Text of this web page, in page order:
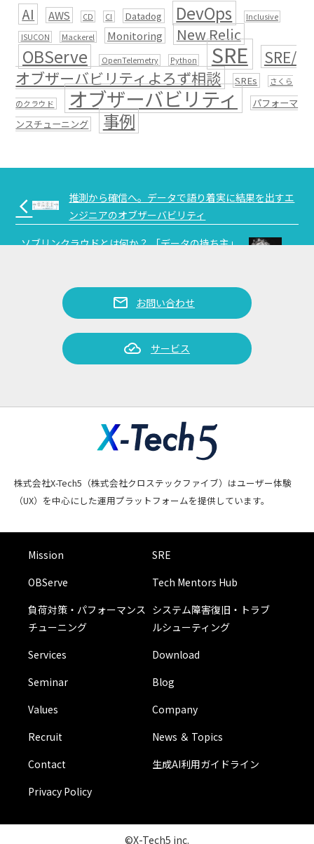
AI AWS CD CI Datadog DevOps
Inclusive
ISUCON
Mackerel Monitoring New Relic
OBServe OpenTelemetry Python SRE
SRE/
オブザーバビリティよろず相談
SREs さくら
のクラウド オブザーバビリティ
パフォーマ
ンスチューニング
事例
arrow_back_ios
推測から確信へ。データで語り着実に結果を出すエ
ンジニアのオブザーバビリティ
ソブリンクラウドとは何か？ 「データの持ち主」
mail お問い合わせ
cloud_done サービス
株式会社X-Tech5（株式会社クロステックファイブ）はユーザー体験
（UX）を中心にした運用プラットフォームを提供しています。
Mission
SRE
OBServe
Tech Mentors Hub
負荷対策・パフォーマンス
チューニング
システム障害復旧・トラブ
ルシューティング
Services
Download
Seminar
Blog
Values
Company
Recruit
News ＆ Topics
Contact
生成AI利用ガイドライン
Privacy Policy
©X-Tech5 inc.